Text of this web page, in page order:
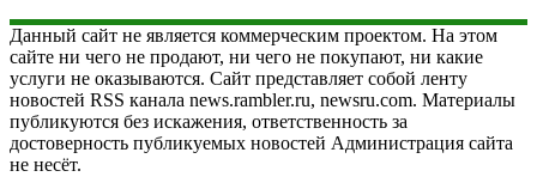
Данный сайт не является коммерческим проектом. На этом
сайте ни чего не продают, ни чего не покупают, ни какие
услуги не оказываются. Сайт представляет собой ленту
новостей RSS канала news.rambler.ru, newsru.com. Материалы
публикуются без искажения, ответственность за
достоверность публикуемых новостей Администрация сайта
не несёт.